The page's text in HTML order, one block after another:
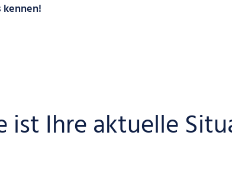
kennen!
ist Ihre aktuelle